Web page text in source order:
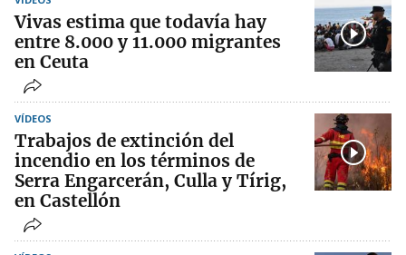
Vivas estima que todavía hay
entre 8.000 y 11.000 migrantes
en Ceuta
VÍDEOS
Trabajos de extinción del
incendio en los términos de
Serra Engarcerán, Culla y Tírig,
en Castellón